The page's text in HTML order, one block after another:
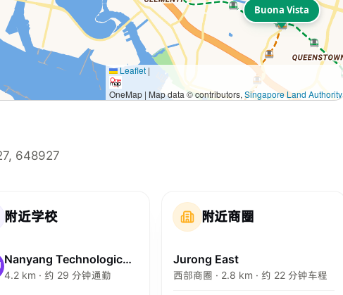
Buona Vista
Leaflet |
OneMap | Map data © contributors, Singapore Land Authority
648927
附近学校
Nanyang Technological University
4.2 km · 约 29 分钟通勤
附近商圈
Jurong East
西部商圈 · 2.8 km · 约 22 分钟车程